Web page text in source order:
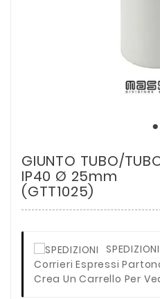
GIUNTO TUBO/
IP40 Ø 25mm
(GTT1025)
SPEDIZIONI
Corrieri Espressi
Crea Un Carrello Per